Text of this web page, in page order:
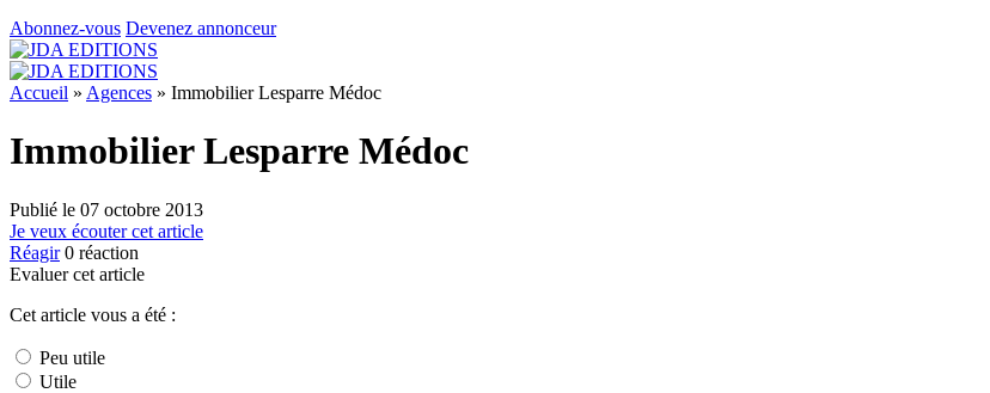
Abonnez-vous Devenez annonceur
Accueil » Agences » Immobilier Lesparre Médoc
Immobilier Lesparre Médoc
Publié le 07 octobre 2013
Je veux écouter cet article
Réagir 0 réaction
Evaluer cet article
Cet article vous a été :
Peu utile
Utile